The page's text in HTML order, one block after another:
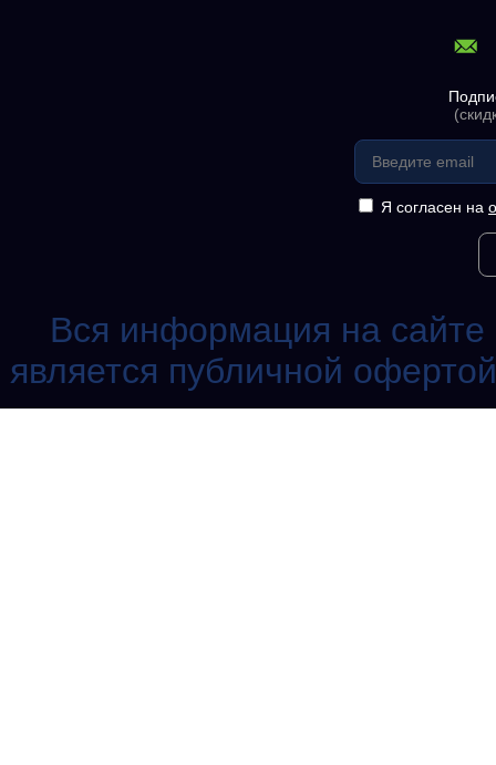
Я согласен на
Вся информация на сайте
является публичной